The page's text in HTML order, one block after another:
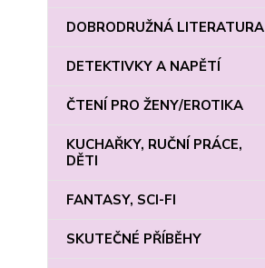
DOBRODRUŽNÁ LITERATURA
DETEKTIVKY A NAPĚTÍ
ČTENÍ PRO ŽENY/EROTIKA
KUCHAŘKY, RUČNÍ PRÁCE,
DĚTI
FANTASY, SCI-FI
SKUTEČNÉ PŘÍBĚHY